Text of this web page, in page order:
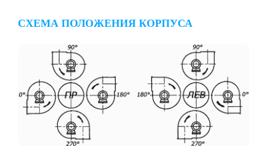
СХЕМА ПОЛОЖЕНИЯ КОРПУСА